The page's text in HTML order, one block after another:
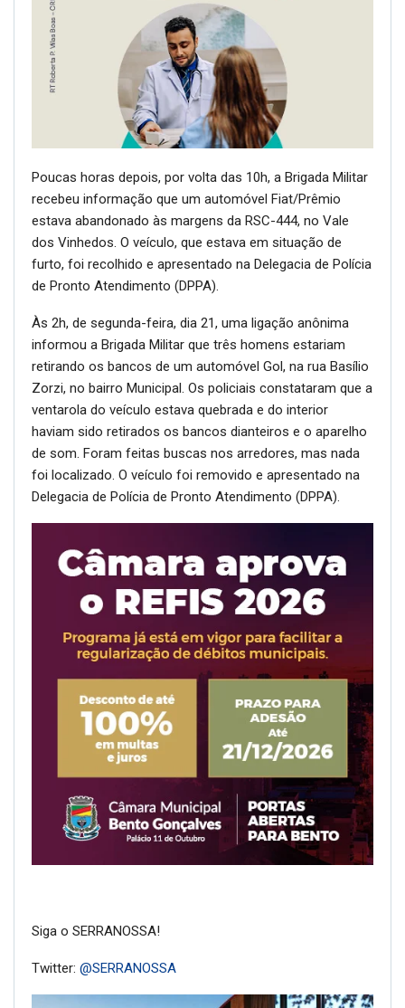
Poucas horas depois, por volta das 10h, a Brigada Militar
recebeu informação que um automóvel Fiat/Prêmio
estava abandonado às margens da RSC-444, no Vale
dos Vinhedos. O veículo, que estava em situação de
furto, foi recolhido e apresentado na Delegacia de Polícia
de Pronto Atendimento (DPPA).
Às 2h, de segunda-feira, dia 21, uma ligação anônima
informou a Brigada Militar que três homens estariam
retirando os bancos de um automóvel Gol, na rua Basílio
Zorzi, no bairro Municipal. Os policiais constataram que a
ventarola do veículo estava quebrada e do interior
haviam sido retirados os bancos dianteiros e o aparelho
de som. Foram feitas buscas nos arredores, mas nada
foi localizado. O veículo foi removido e apresentado na
Delegacia de Polícia de Pronto Atendimento (DPPA).
Siga o SERRANOSSA!
Twitter: @SERRANOSSA